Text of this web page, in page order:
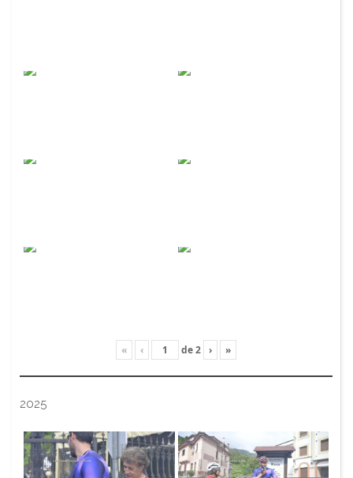
« ‹ de2 › »
2025